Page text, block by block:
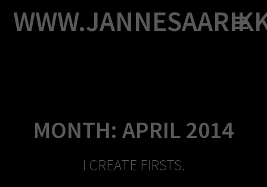
to
content
MONTH: APRIL 2014
I CREATE FIRSTS.